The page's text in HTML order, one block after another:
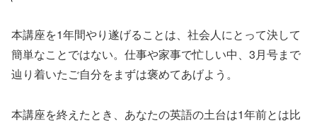
本講座を1年間やり遂げることは、社会人にとって決して
簡単なことではない。仕事や家事で忙しい中、3月号まで
辿り着いたご自分をまずは褒めてあげよう。
本講座を終えたとき、あなたの英語の土台は1年前とは比